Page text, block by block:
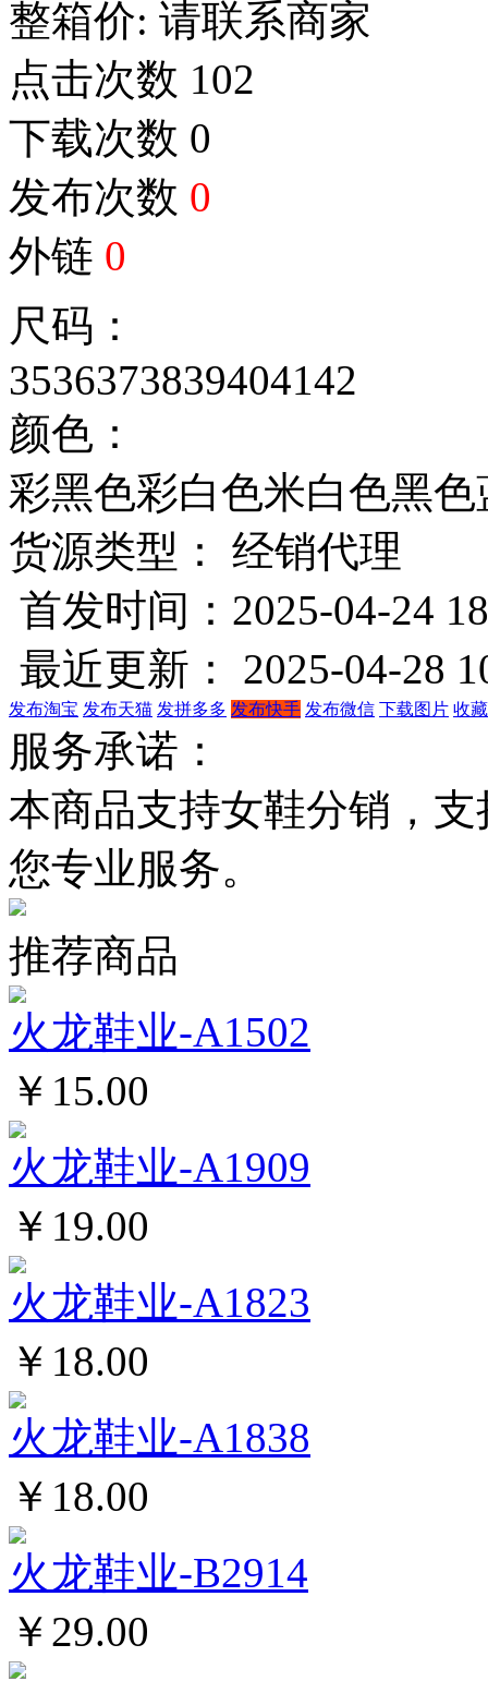
整箱价: 请联系商家
点击次数 102
下载次数 0
发布次数 0
外链 0
尺码：
3536373839404142
颜色：
彩黑色彩白色米白色黑色
货源类型： 经销代理
首发时间：2025-04-24
最近更新： 2025-04-28
发布淘宝 发布天猫 发拼多多 发布快手 发布微信 下载图片 收
服务承诺：
本商品支持女鞋分销，
您专业服务。
推荐商品
火龙鞋业-A1502
￥15.00
火龙鞋业-A1909
￥19.00
火龙鞋业-A1823
￥18.00
火龙鞋业-A1838
￥18.00
火龙鞋业-B2914
￥29.00